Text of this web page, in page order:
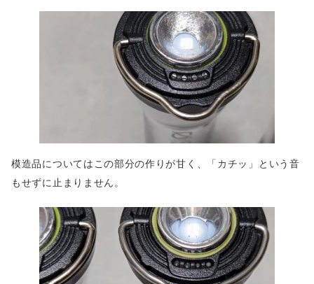
模造品についてはこの部分の作りが甘く、「カチッ」という音
もせずに止まりません。